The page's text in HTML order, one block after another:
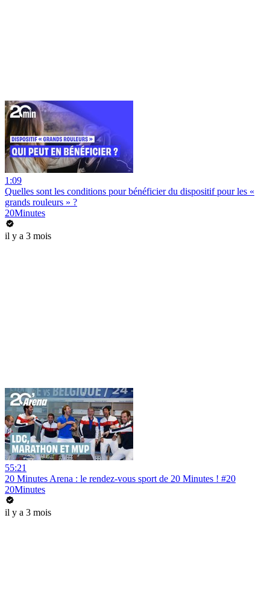
1:09
Quelles sont les conditions pour bénéficier du dispositif pour les «
grands rouleurs » ?
20Minutes
il y a 3 mois
55:21
20 Minutes Arena : le rendez-vous sport de 20 Minutes ! #20
20Minutes
il y a 3 mois